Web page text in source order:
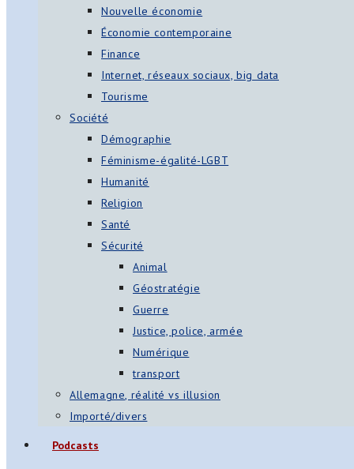
Nouvelle économie
Économie contemporaine
Finance
Internet, réseaux sociaux, big data
Tourisme
Société
Démographie
Féminisme-égalité-LGBT
Humanité
Religion
Santé
Sécurité
Animal
Géostratégie
Guerre
Justice, police, armée
Numérique
transport
Allemagne, réalité vs illusion
Importé/divers
Podcasts